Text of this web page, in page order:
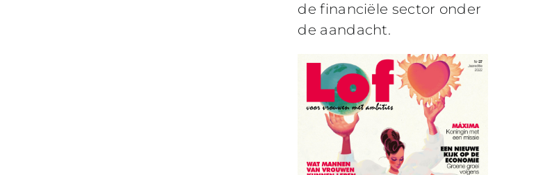
de financiële sector onder
de aandacht.